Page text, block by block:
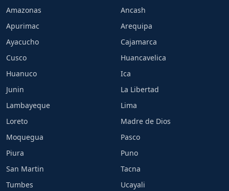
Amazonas
Ancash
Apurimac
Arequipa
Ayacucho
Cajamarca
Cusco
Huancavelica
Huanuco
Ica
Junin
La Libertad
Lambayeque
Lima
Loreto
Madre de Dios
Moquegua
Pasco
Piura
Puno
San Martin
Tacna
Tumbes
Ucayali